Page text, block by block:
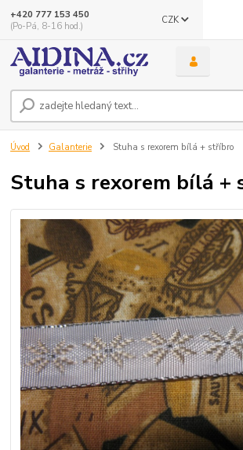
CZK
+420 777 153 450
(Po-Pá, 8-16 hod.)
Úvod Galanterie Stuha s rexorem bílá + stříbro
Stuha s rexorem bílá +